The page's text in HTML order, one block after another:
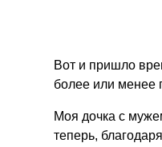
Вот и пришло
более или менее
Моя дочка с
теперь,